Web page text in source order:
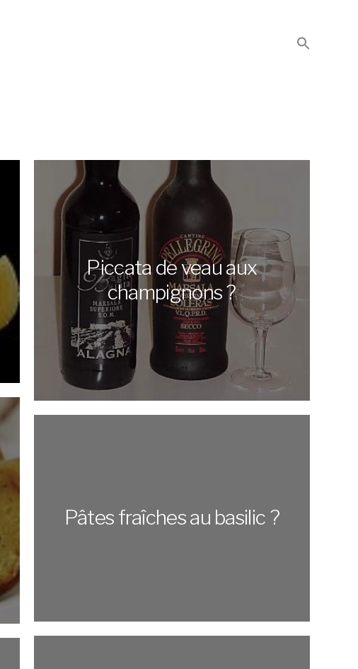
Piccata de veau aux
champignons ?
Pâtes fraîches au basilic ?